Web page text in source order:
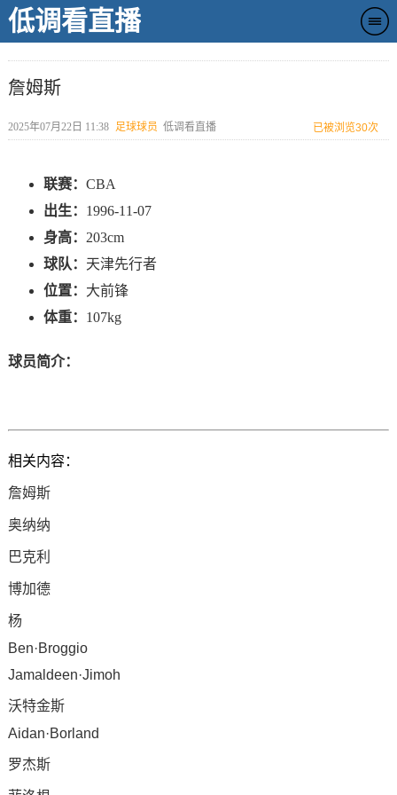
低调看直播
詹姆斯
2025年07月22日 11:38 足球球员 低调看直播 已被浏览30次
联赛： CBA
出生： 1996-11-07
身高： 203cm
球队： 天津先行者
位置： 大前锋
体重： 107kg
球员简介：
相关内容：
詹姆斯
奥纳纳
巴克利
博加德
杨
Ben·Broggio
Jamaldeen·Jimoh
沃特金斯
Aidan·Borland
罗杰斯